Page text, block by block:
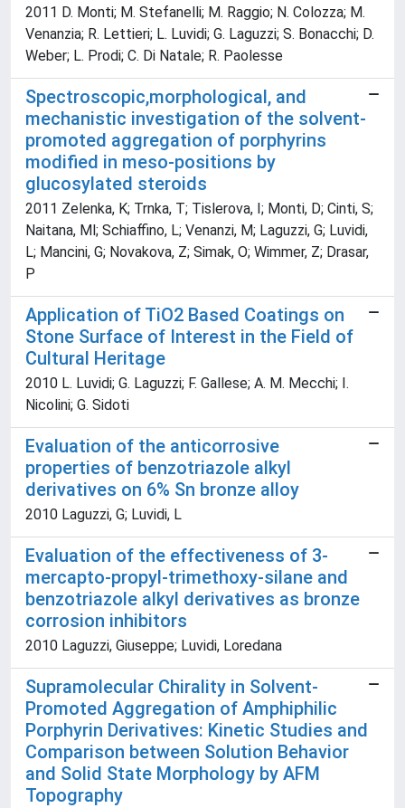
2011 D. Monti; M. Stefanelli; M. Raggio; N. Colozza; M.
Venanzia; R. Lettieri; L. Luvidi; G. Laguzzi; S. Bonacchi; D.
Weber; L. Prodi; C. Di Natale; R. Paolesse
Spectroscopic,morphological, and
mechanistic investigation of the solvent-
promoted aggregation of porphyrins
modified in meso-positions by
glucosylated steroids
2011 Zelenka, K; Trnka, T; Tislerova, I; Monti, D; Cinti, S;
Naitana, Ml; Schiaffino, L; Venanzi, M; Laguzzi, G; Luvidi,
L; Mancini, G; Novakova, Z; Simak, O; Wimmer, Z; Drasar,
P
Application of TiO2 Based Coatings on
Stone Surface of Interest in the Field of
Cultural Heritage
2010 L. Luvidi; G. Laguzzi; F. Gallese; A. M. Mecchi; I.
Nicolini; G. Sidoti
Evaluation of the anticorrosive
properties of benzotriazole alkyl
derivatives on 6% Sn bronze alloy
2010 Laguzzi, G; Luvidi, L
Evaluation of the effectiveness of 3-
mercapto-propyl-trimethoxy-silane and
benzotriazole alkyl derivatives as bronze
corrosion inhibitors
2010 Laguzzi, Giuseppe; Luvidi, Loredana
Supramolecular Chirality in Solvent-
Promoted Aggregation of Amphiphilic
Porphyrin Derivatives: Kinetic Studies and
Comparison between Solution Behavior
and Solid State Morphology by AFM
Topography